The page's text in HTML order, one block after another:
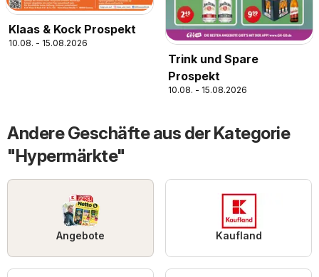
Klaas & Kock Prospekt
10.08. - 15.08.2026
Trink und Spare
Prospekt
10.08. - 15.08.2026
Andere Geschäfte aus der Kategorie
"Hypermärkte"
Angebote Kaufland